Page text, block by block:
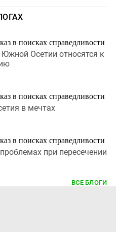
в поисках справедливости
Южной Осетии относятся к
в поисках справедливости
в мечтах
в поисках справедливости
при пересечении
ВСЕ БЛОГИ